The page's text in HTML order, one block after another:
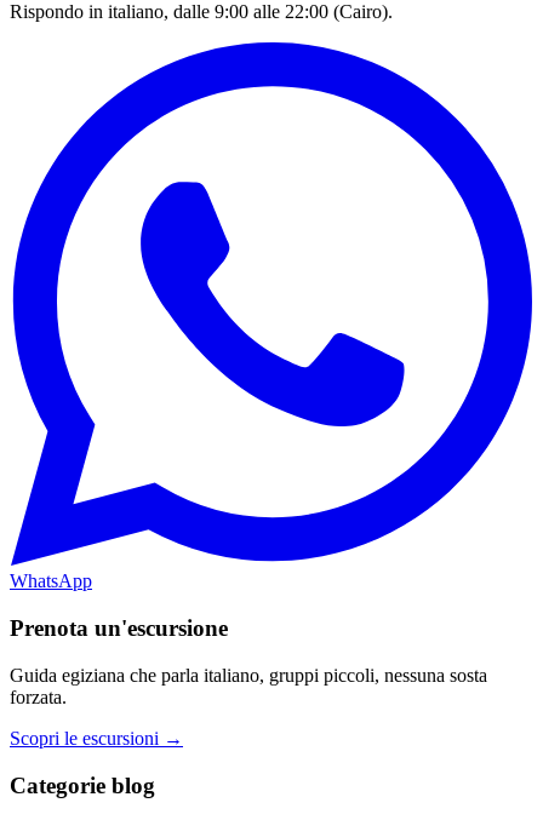
Rispondo in italiano, dalle 9:00 alle 22:00 (Cairo).
WhatsApp
Prenota un'escursione
Guida egiziana che parla italiano, gruppi piccoli, nessuna sosta
forzata.
Scopri le escursioni →
Categorie blog